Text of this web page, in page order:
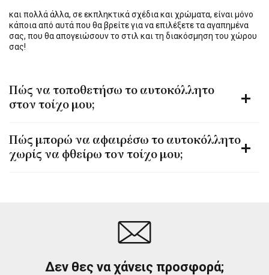
και πολλά άλλα, σε εκπληκτικά σχέδια και χρώματα, είναι μόνο
κάποια από αυτά που θα βρείτε για να επιλέξετε τα αγαπημένα
σας, που θα απογειώσουν το στιλ και τη διακόσμηση του χώρου
σας!
Πώς να τοποθετήσω το αυτοκόλλητο
στον τοίχο μου;
Πώς μπορώ να αφαιρέσω το αυτοκόλλητο
χωρίς να φθείρω τον τοίχο μου;
Δεν θες να χάνεις προσφορά;